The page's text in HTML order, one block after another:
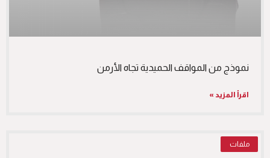
نموذج من المواقف الحميدية تجاه الأرمن
اقرأ المزيد »
ملفات